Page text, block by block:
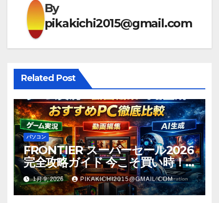
ゲ
ー
シ
ョ
ン
By
pikakichi2015@gmail.com
Related Post
パソコン
FRONTIER スーパーセール2026
完全攻略ガイド 今こそ買い時！
ゲーミングPC・高性能BTOを最
安で手に入れる方法
1月 9, 2026 PIKAKICHI2015@GMAIL.COM